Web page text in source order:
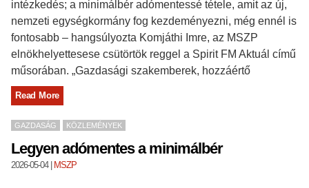
intézkedés; a minimálbér adómentessé tétele, amit az új,
nemzeti egységkormány fog kezdeményezni, még ennél is
fontosabb – hangsúlyozta Komjáthi Imre, az MSZP
elnökhelyettesese csütörtök reggel a Spirit FM Aktuál című
műsorában. „Gazdasági szakemberek, hozzáértő
Read More
GAZDASÁG KÖZLEMÉNYEK
Legyen adómentes a minimálbér
2026-05-04| MSZP